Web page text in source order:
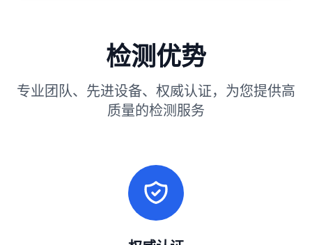
检测优势
专业团队、先进设备、权威认证，为您提供高
质量的检测服务